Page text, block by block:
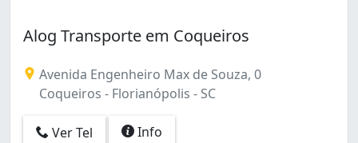
Alog Transporte em Coqueiros
Avenida Engenheiro Max de Souza, 0
Coqueiros - Florianópolis - SC
Ver Tel Info